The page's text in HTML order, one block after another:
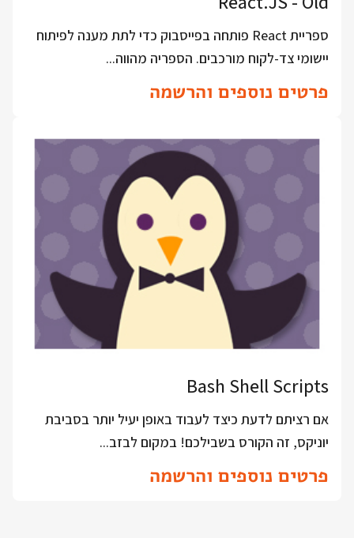
ספריית React פותחה בפייסבוק כדי לתת מענה לפיתוח
יישומי צד-לקוח מורכבים. הספריה מהווה...
פרטים נוספים והרשמה
Bash Shell Scripts
אם רציתם לדעת כיצד לעבוד באופן יעיל יותר בסביבת
יוניקס, זה הקורס בשבילכם! במקום לבזב...
פרטים נוספים והרשמה